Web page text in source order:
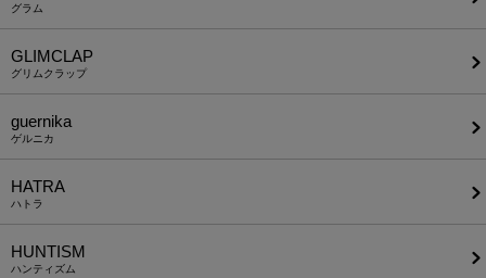
グラム
GLIMCLAP
グリムクラップ
guernika
ゲルニカ
HATRA
ハトラ
HUNTISM
ハンティズム